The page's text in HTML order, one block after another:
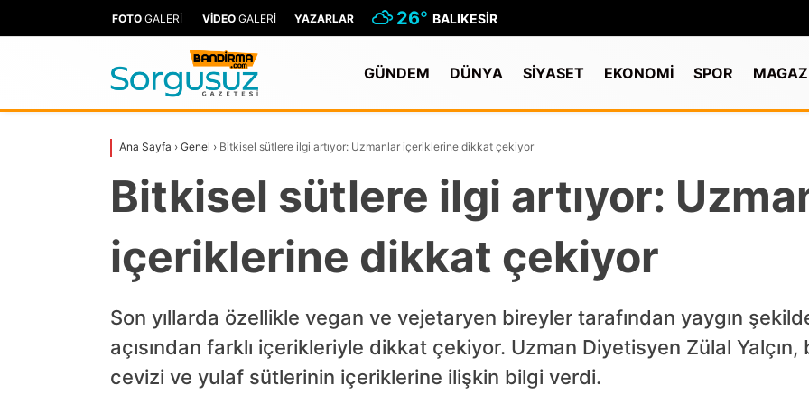
FOTO GALERİ VİDEO GALERİ YAZARLAR 26° BALIKESIR
GÜNDEM DÜNYA SİYASET EKONOMİ SPOR
Ana Sayfa › Genel › Bitkisel sütlere ilgi artıyor: Uzmanlar içeriklerine dikkat çekiyor
Bitkisel sütlere ilgi artıyor:
içeriklerine dikkat çekiyor
Son yıllarda özellikle vegan ve vejetaryen bireyler tarafından yaygın
açısından farklı içerikleriyle dikkat çekiyor. Uzman Diyetisyen Zülal
cevizi ve yulaf sütlerinin içeriklerine ilişkin bilgi verdi.